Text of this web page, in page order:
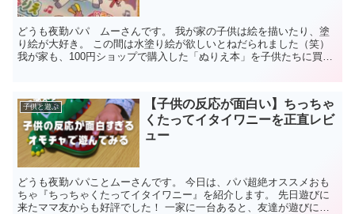
どうも夜勤パパ ムーさんです。 我が家の子供は絵を描いたり、塗
り絵が大好き。 この間は水塗り絵が欲しいとねだられました（笑）
我が家も、100円ショップで購入した「ぬりえ本」を子供たちに買い
子供と遊ぶ
【子供の反応が面白い】ちっちゃ
くたってイタイワニーを正直レビ
ュー
どうも夜勤パパことムーさんです。 今日は、パパ超絶オススメおも
ちゃ『ちっちゃくたってイタイワニー』を紹介します。 先日遊びに
来たママ友からも好評でした！ 一家に一台あると、友達が遊びに来